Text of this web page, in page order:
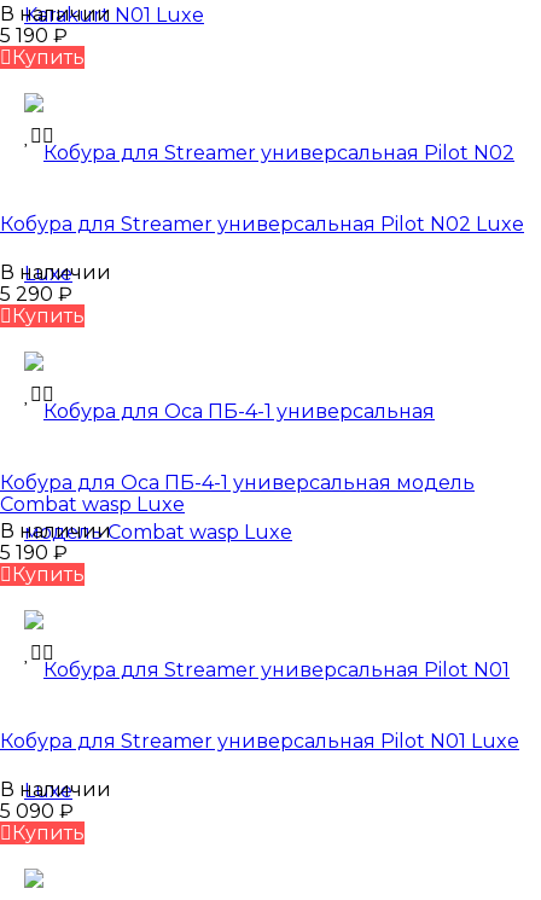
В наличии
5 190 ₽
Купить
Кобура для Streamer универсальная Pilot N02 Luxe
В наличии
5 290 ₽
Купить
Кобура для Оса ПБ-4-1 универсальная модель
Сombat wasp Luxe
В наличии
5 190 ₽
Купить
Кобура для Streamer универсальная Pilot N01 Luxe
В наличии
5 090 ₽
Купить